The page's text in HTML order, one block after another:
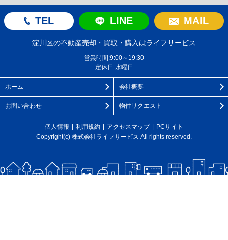
TEL LINE MAIL
淀川区の不動産売却・買取・購入はライフサービス
営業時間:9:00～19:30
定休日:水曜日
ホーム 会社概要
お問い合わせ 物件リクエスト
個人情報 利用規約 アクセスマップ
PCサイト
Copyright(c) 株式会社ライフサービス All rights reserved.